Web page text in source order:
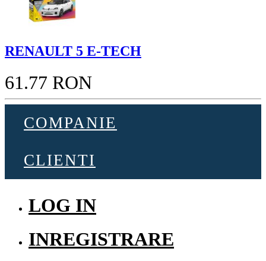
RENAULT 5 E-TECH
61.77 RON
COMPANIE
CLIENTI
LOG IN
INREGISTRARE